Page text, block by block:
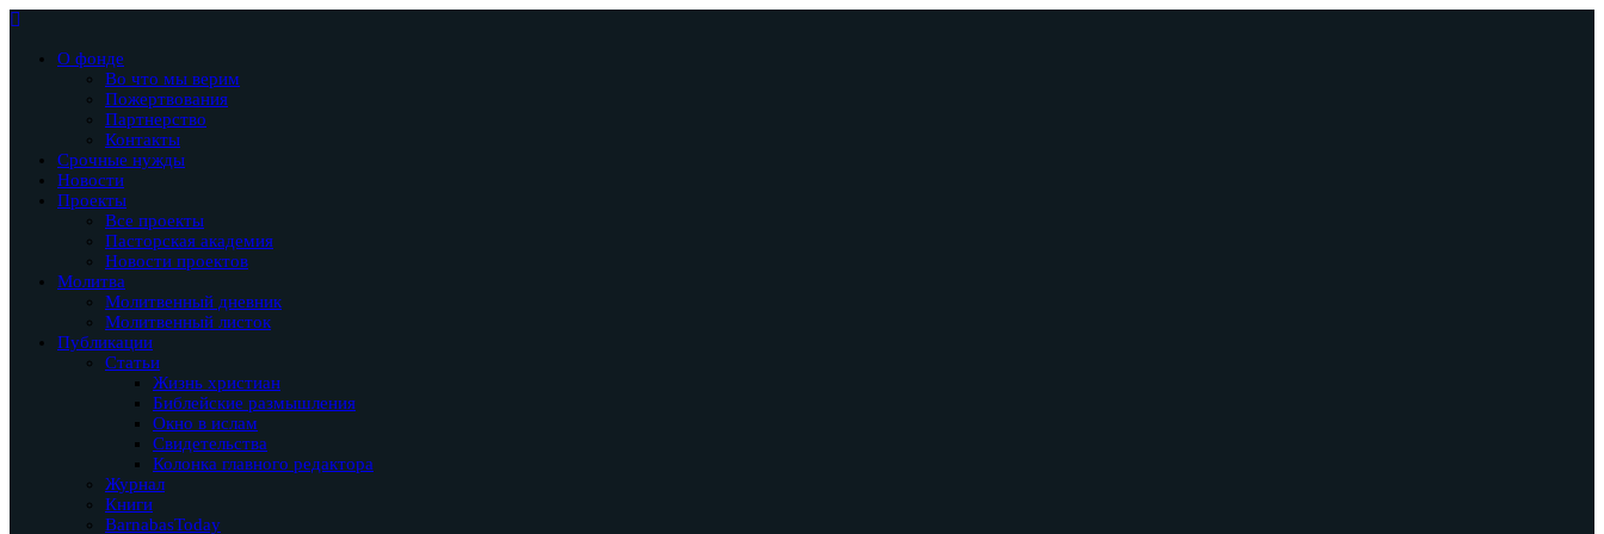
О фонде
Во что мы верим
Пожертвования
Партнерство
Контакты
Срочные нужды
Новости
Проекты
Все проекты
Пасторская академия
Новости проектов
Молитва
Молитвенный дневник
Молитвенный листок
Публикации
Статьи
Жизнь христиан
Библейские размышления
Окно в ислам
Свидетельства
Колонка главного редактора
Журнал
Книги
BarnabasToday